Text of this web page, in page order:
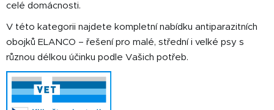
celé domácnosti.
V této kategorii najdete kompletní nabídku antiparazitních
obojků ELANCO – řešení pro malé, střední i velké psy s
různou délkou účinku podle Vašich potřeb.